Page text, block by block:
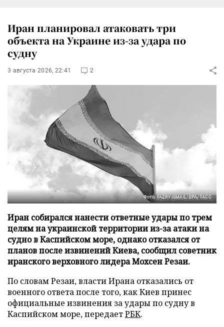
Иран планировал атаковать три
объекта на Украине из-за удара по
судну
3 августа 2026, 22:41 2
Фото: FAZRY ISMAIL/EPA/ТАСС
Иран собирался нанести ответные удары по трем
целям на украинской территории из-за атаки на
судно в Каспийском море, однако отказался от
планов после извинений Киева, сообщил советник
иранского верховного лидера Мохсен Резаи.
По словам Резаи, власти Ирана отказались от
военного ответа после того, как Киев принес
официальные извинения за удары по судну в
Каспийском море, передаетРБК.